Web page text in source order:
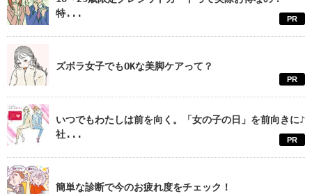
特...
PR
ズボラ女子でもOKな美脚ケアって？
PR
いつでもわたしは前を向く。「女の子の日」を前向きに♪
社...
PR
簡単な診断で今のお疲れ度をチェック！